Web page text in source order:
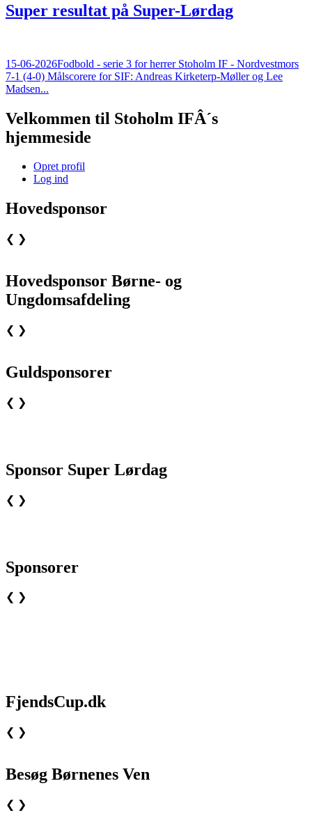
Super resultat på Super-Lørdag
15-06-2026Fodbold - serie 3 for herrer Stoholm IF - Nordvestmors
7-1 (4-0) Målscorere for SIF: Andreas Kirketerp-Møller og Lee
Madsen...
Velkommen til Stoholm IFÂ´s
hjemmeside
Opret profil
Log ind
Hovedsponsor
❮ ❯
Hovedsponsor Børne- og
Ungdomsafdeling
❮ ❯
Guldsponsorer
❮ ❯
Sponsor Super Lørdag
❮ ❯
Sponsorer
❮ ❯
FjendsCup.dk
❮ ❯
Besøg Børnenes Ven
❮ ❯